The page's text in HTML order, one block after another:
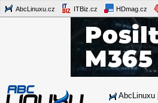
AbcLinuxu.cz ITBiz.cz HDmag.cz
AbcLinuxu